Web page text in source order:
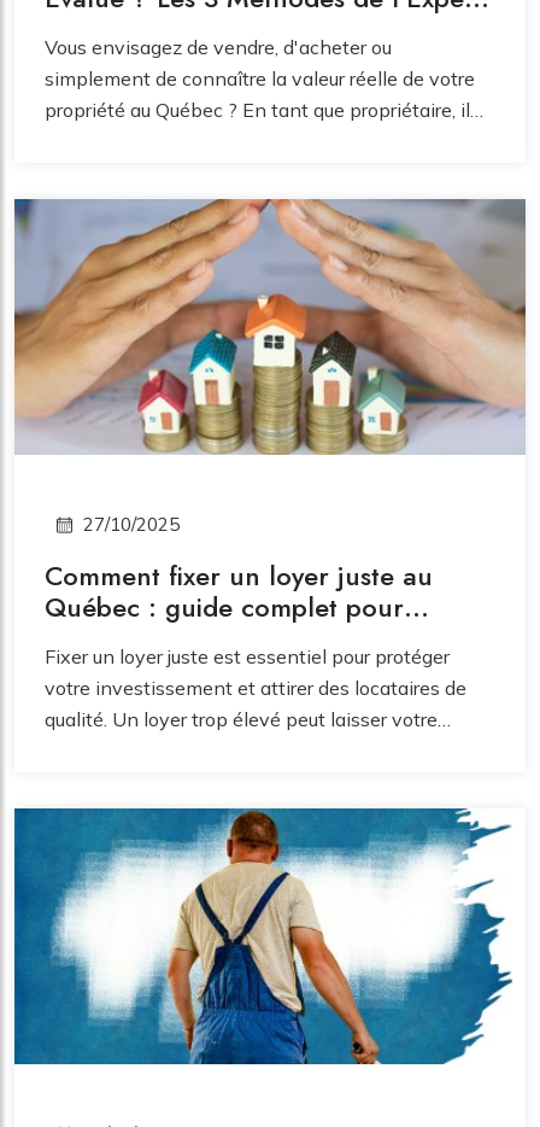
Vous envisagez de vendre, d'acheter ou
simplement de connaître la valeur réelle de votre
propriété au Québec ? En tant que propriétaire, il
Contrairement à une simple estimation en ligne,
l'évaluation professionnelle est un processus
rigoureux, encadré par l'Ordre des évaluateurs
agréés du Québec (OEAQ).
27/10/2025
Comment fixer un loyer juste au
Québec : guide complet pour
Fixer un loyer juste est essentiel pour protéger
votre investissement et attirer des locataires de
qualité. Un loyer trop élevé peut laisser votre
diminuer votre rendement. Voici un guide complet
pour déterminer un loyer équilibré au Québec.